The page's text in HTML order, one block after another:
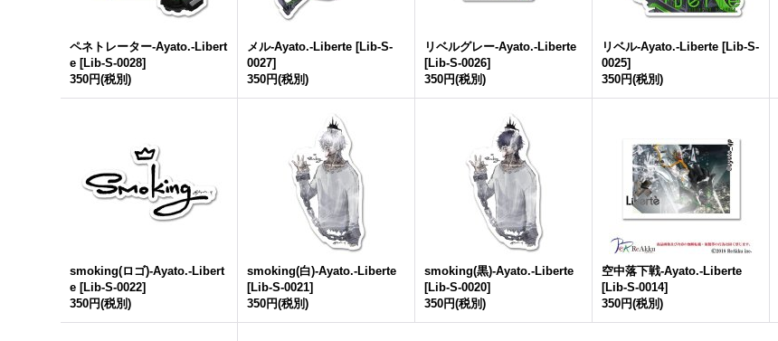
ペネトレーター-Ayato.-Libert
e [Lib-S-0028]
350円(税別)
メル-Ayato.-Liberte [Lib-S-
0027]
350円(税別)
リベルグレー-Ayato.-Liberte
[Lib-S-0026]
350円(税別)
リベル-Ayato.-Liberte [Lib-S-
0025]
350円(税別)
smoking(ロゴ)-Ayato.-Libert
e [Lib-S-0022]
350円(税別)
smoking(白)-Ayato.-Liberte
[Lib-S-0021]
350円(税別)
smoking(黒)-Ayato.-Liberte
[Lib-S-0020]
350円(税別)
空中落下戦-Ayato.-Liberte
[Lib-S-0014]
350円(税別)